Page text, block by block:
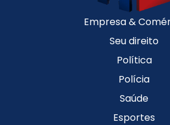
Empresa &
Seu direito
Política
Polícia
Saúde
Esportes